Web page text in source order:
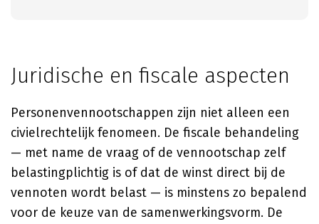
Juridische en fiscale aspecten
Personenvennootschappen zijn niet alleen een
civielrechtelijk fenomeen. De fiscale behandeling
— met name de vraag of de vennootschap zelf
belastingplichtig is of dat de winst direct bij de
vennoten wordt belast — is minstens zo bepalend
voor de keuze van de samenwerkingsvorm. De